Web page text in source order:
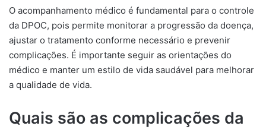
O acompanhamento médico é fundamental para o controle
da DPOC, pois permite monitorar a progressão da doença,
ajustar o tratamento conforme necessário e prevenir
complicações. É importante seguir as orientações do
médico e manter um estilo de vida saudável para melhorar
a qualidade de vida.
Quais são as complicações da